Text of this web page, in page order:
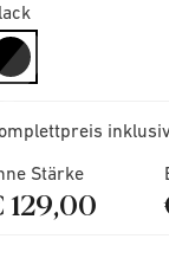
selected
Stärke
129,00